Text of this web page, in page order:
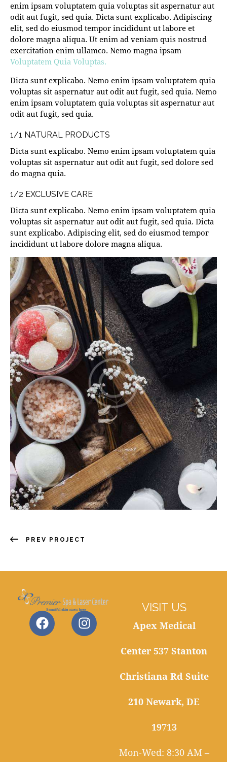
enim ipsam voluptatem quia voluptas sit aspernatur aut
odit aut fugit, sed quia. Dicta sunt explicabo. Adipiscing
elit, sed do eiusmod tempor incididunt ut labore et
dolore magna aliqua. Ut enim ad veniam quis nostrud
exercitation enim ullamco. Nemo magna ipsam
Voluptatem Quia Voluptas.
Dicta sunt explicabo. Nemo enim ipsam voluptatem quia
voluptas sit aspernatur aut odit aut fugit, sed quia. Nemo
enim ipsam voluptatem quia voluptas sit aspernatur aut
odit aut fugit, sed quia.
1/1 NATURAL PRODUCTS
Dicta sunt explicabo. Nemo enim ipsam voluptatem quia
voluptas sit aspernatur aut odit aut fugit, sed dolore sed
do magna quia.
1/2 EXCLUSIVE CARE
Dicta sunt explicabo. Nemo enim ipsam voluptatem quia
voluptas sit aspernatur aut odit aut fugit, sed quia. Dicta
sunt explicabo. Adipiscing elit, sed do eiusmod tempor
incididunt ut labore dolore magna aliqua.
PREV PROJECT
VISIT US
Apex Medical
Center 537 Stanton
Christiana Rd Suite
210 Newark, DE
19713
Mon-Wed: 8:30 AM –